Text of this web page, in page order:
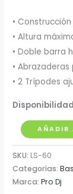
•
• Altura
• Doble barra
•
• 2 Trípodes
Estructura
para
Luces
Pro
Dj
AÑADIR
SKU: LS-60
Categorías:
Marca:Pro Dj